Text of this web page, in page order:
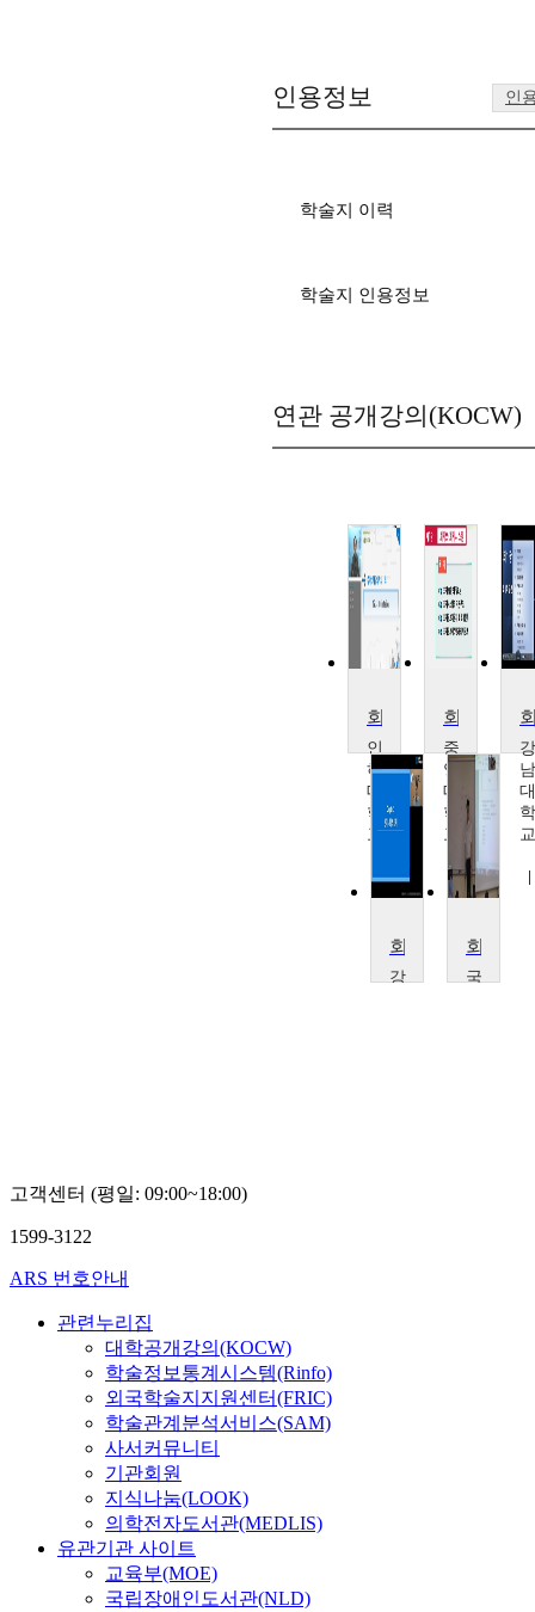
인용정보 인
학술지 이력
학술지 인용정보
연관 공개강의(KOCW)
인
하
대
학
교
금
상
중
앙
대
학
교
육
지
훈
강
남
대
학
교
강
국
고객센터 (평일: 09:00~18:00)
1599-3122
ARS 번호안내
관련누리집
대학공개강의(KOCW)
학술정보통계시스템(Rinfo)
외국학술지지원센터(FRIC)
학술관계분석서비스(SAM)
사서커뮤니티
기관회원
지식나눔(LOOK)
의학전자도서관(MEDLIS)
유관기관 사이트
교육부(MOE)
국립장애인도서관(NLD)